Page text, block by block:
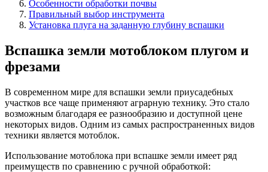
Особенности обработки почвы
Правильный выбор инструмента
Установка плуга на заданную глубину вспашки
Вспашка земли мотоблоком плугом и
фрезами
В современном мире для вспашки земли приусадебных
участков все чаще применяют аграрную технику. Это стало
возможным благодаря ее разнообразию и доступной цене
некоторых видов. Одним из самых распространенных видов
техники является мотоблок.
Использование мотоблока при вспашке земли имеет ряд
преимуществ по сравнению с ручной обработкой: